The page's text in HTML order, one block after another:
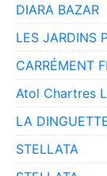
DIARA BAZAR
LES JARDINS
CARRÉMENT
Atol Chartres
LA
STELLATA